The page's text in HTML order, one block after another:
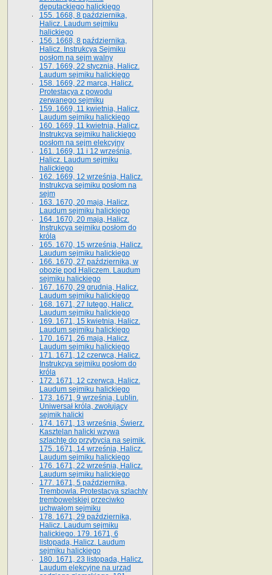
deputackiego halickiego
155. 1668, 8 października,
Halicz. Laudum sejmiku
halickiego
156. 1668, 8 października,
Halicz. Instrukcya Sejmiku
posłom na sejm walny
157. 1669, 22 stycznia, Halicz.
Laudum sejmiku halickiego
158. 1669, 22 marca, Halicz.
Protestacya z powodu
zerwanego sejmiku
159. 1669, 11 kwietnia, Halicz.
Laudum sejmiku halickiego
160. 1669, 11 kwietnia, Halicz.
Instrukcya sejmiku halickiego
posłom na sejm elekcyjny
161. 1669, 11 i 12 września,
Halicz. Laudum sejmiku
halickiego
162. 1669, 12 września, Halicz.
Instrukcya sejmiku posłom na
sejm
163. 1670, 20 maja, Halicz.
Laudum sejmiku halickiego
164. 1670, 20 maja, Halicz.
Instrukcya sejmiku posłom do
króla
165. 1670, 15 września, Halicz.
Laudum sejmiku halickiego
166. 1670, 27 października, w
obozie pod Haliczem. Laudum
sejmiku halickiego
167. 1670, 29 grudnia, Halicz.
Laudum sejmiku halickiego
168. 1671, 27 lutego, Halicz.
Laudum sejmiku halickiego
169. 1671, 15 kwietnia, Halicz.
Laudum sejmiku halickiego
170. 1671, 26 maja, Halicz.
Laudum sejmiku halickiego
171. 1671, 12 czerwca, Halicz.
Instrukcya sejmiku posłom do
króla
172. 1671, 12 czerwca, Halicz.
Laudum sejmiku halickiego
173. 1671, 9 września, Lublin.
Uniwersał króla, zwołujący
sejmik halicki
174. 1671, 13 września, Świerz.
Kasztelan halicki wzywa
szlachtę do przybycia na sejmik.
175. 1671, 14 września, Halicz.
Laudum sejmiku halickiego
176. 1671, 22 września, Halicz.
Laudum sejmiku halickiego
177. 1671, 5 października,
Trembowla. Protestacya szlachty
trembowelskiej przeciwko
uchwałom sejmiku
178. 1671, 29 października,
Halicz. Laudum sejmiku
halickiego. 179. 1671, 6
listopada, Halicz. Laudum
sejmiku halickiego
180. 1671, 23 listopada, Halicz.
Laudum elekcyjne na urząd